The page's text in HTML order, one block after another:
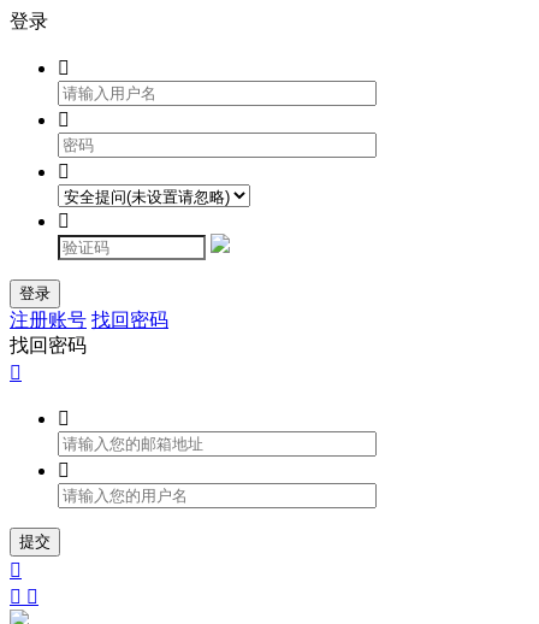
登录




登录
注册账号 找回密码
找回密码



提交

 